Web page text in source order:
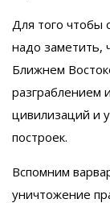
Для того чтобы
надо заметить,
Ближнем
разграблением
цивилизаций и
построек.
Вспомним
уничтожение